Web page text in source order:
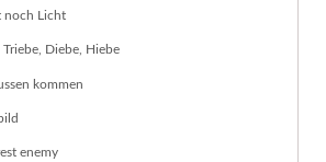
noch Licht
Diebe, Hiebe
kommen
enemy